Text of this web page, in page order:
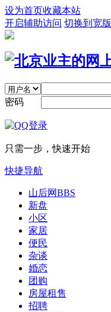
设为首页收藏本站
开启辅助访问 切换到宽版
密码
只需一步，快速开始
快捷导航
山后网BBS
新盘
小区
家居
便民
杂谈
婚恋
团购
房屋租售
招聘